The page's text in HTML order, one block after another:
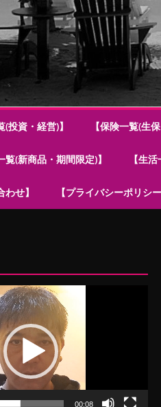
(投資・経営)】 【保険一覧(生
覧(新商品・期間限定)】 【生
わせ】 【プライバシーポリシー
00:08